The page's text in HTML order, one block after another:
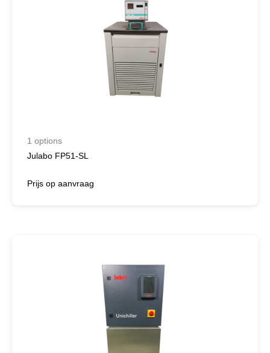
1 options
Julabo FP51-SL
Prijs op aanvraag